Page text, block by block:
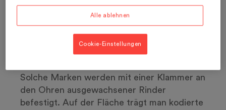
Ohrmarke für Zuchttiere,
Boviplus
Solche Marken werden mit einer Klammer an
den Ohren ausgewachsener Rinder
befestigt. Auf der Fläche trägt man kodierte
Alle ablehnen
Cookie-Einstellungen